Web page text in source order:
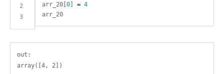
2
3
arr_20[ 0] = 4
arr_20
out: